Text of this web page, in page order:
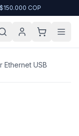
COP
Ethernet USB